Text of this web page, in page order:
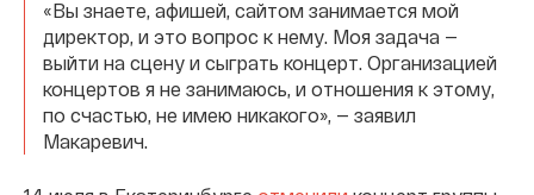
«Вы знаете, афишей, сайтом занимается мой
директор, и это вопрос к нему. Моя задача —
выйти на сцену и сыграть концерт. Организацией
концертов я не занимаюсь, и отношения к этому,
по счастью, не имею никакого», — заявил
Макаревич.